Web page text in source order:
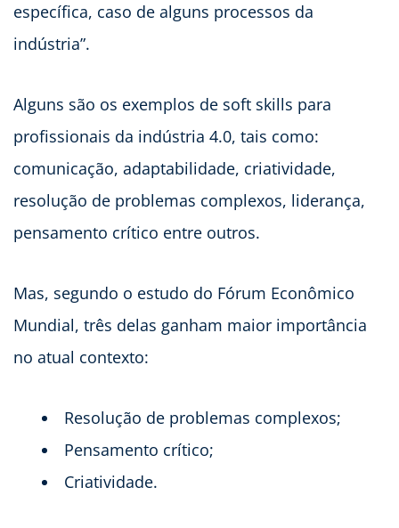
específica, caso de alguns processos da
indústria”.
Alguns são os exemplos de soft skills para
profissionais da indústria 4.0, tais como:
comunicação, adaptabilidade, criatividade,
resolução de problemas complexos, liderança,
pensamento crítico entre outros.
Mas, segundo o estudo do Fórum Econômico
Mundial, três delas ganham maior importância
no atual contexto:
Resolução de problemas complexos;
Pensamento crítico;
Criatividade.